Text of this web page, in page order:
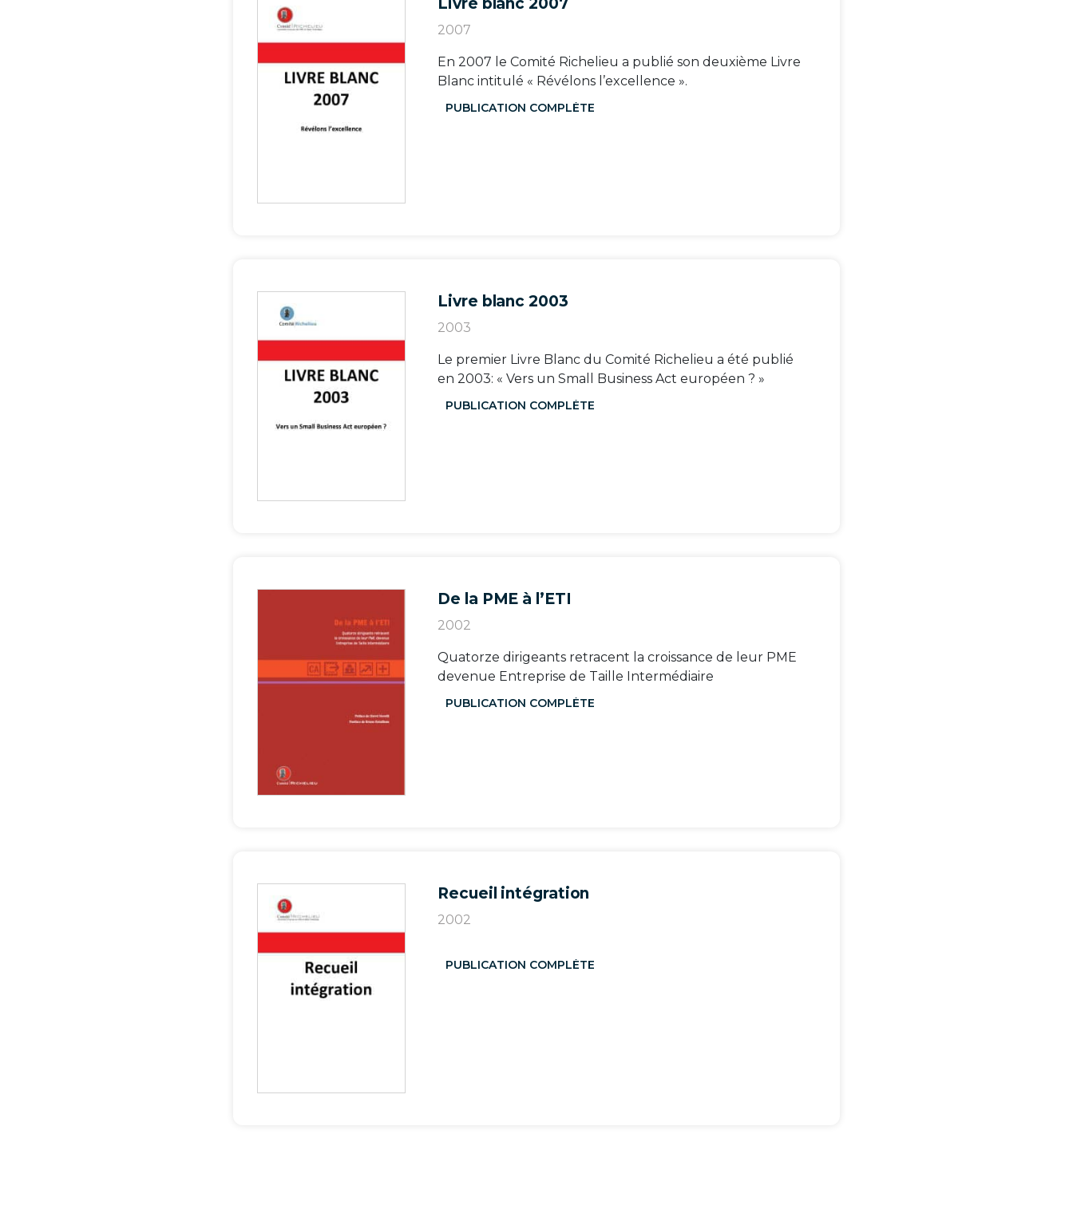
2007
En 2007 le Comité Richelieu a publié son deuxième Livre
Blanc intitulé « Révélons l’excellence ».
PUBLICATION COMPLÈTE
Livre blanc 2003
2003
Le premier Livre Blanc du Comité Richelieu a été publié
en 2003: « Vers un Small Business Act européen ? »
PUBLICATION COMPLÈTE
De la PME à l’ETI
2002
Quatorze dirigeants retracent la croissance de leur PME
devenue Entreprise de Taille Intermédiaire
PUBLICATION COMPLÈTE
Recueil intégration
2002
PUBLICATION COMPLÈTE